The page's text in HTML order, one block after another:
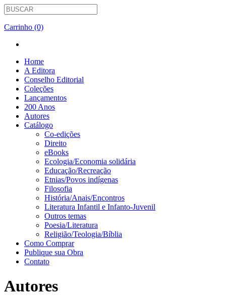
Carrinho (0)
Home
A Editora
Conselho Editorial
Coleções
Lançamentos
200 Anos
Autores
Catálogo
Co-edições
Direito
eBooks
Ecologia/Economia solidária
Educação/Recreação
Etnias/Povos indígenas
Filosofia
História/Anais/Encontros
Literatura Infantil e Infanto-Juvenil
Outros temas
Poesia/Literatura
Religião/Teologia/Bíblia
Como Comprar
Publique sua Obra
Contato
Autores